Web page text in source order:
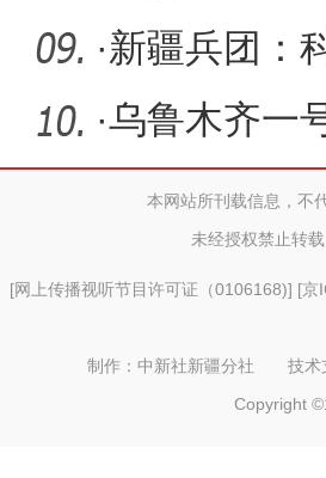
·新疆兵团：
·乌鲁木齐一
目一期预
本网站所刊载信息，不
未经授权禁止转
[网上传播视听节目许可证（0106168)] [京
制作：中新社新疆分社 技
Copyright